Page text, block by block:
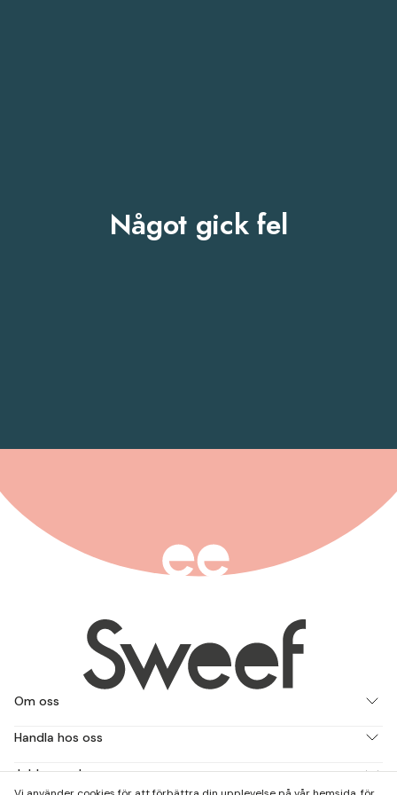
Något gick fel
Om oss
Handla hos oss
Jobba med oss